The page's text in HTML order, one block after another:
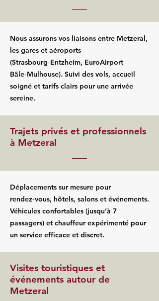
Nous assurons vos liaisons entre Metzeral,
les gares et aéroports
(Strasbourg‑Entzheim, EuroAirport
Bâle‑Mulhouse). Suivi des vols, accueil
soigné et tarifs clairs pour une arrivée
sereine.
Trajets privés et professionnels
à Metzeral
Déplacements sur mesure pour
rendez‑vous, hôtels, salons et événements.
Véhicules confortables (jusqu’à 7
passagers) et chauffeur expérimenté pour
un service efficace et discret.
Visites touristiques et
événements autour de
Metzeral